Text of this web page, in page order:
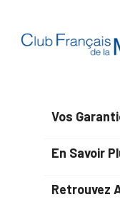
Vos
En Savoir
Retrouvez